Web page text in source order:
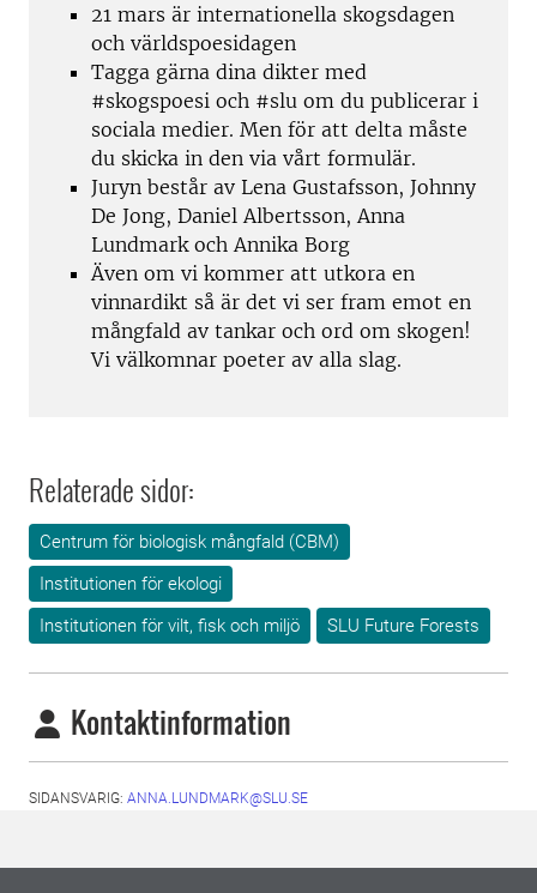
21 mars är internationella skogsdagen
och världspoesidagen
Tagga gärna dina dikter med
#skogspoesi och #slu om du publicerar i
sociala medier. Men för att delta måste
du skicka in den via vårt formulär.
Juryn består av Lena Gustafsson, Johnny
De Jong, Daniel Albertsson, Anna
Lundmark och Annika Borg
Även om vi kommer att utkora en
vinnardikt så är det vi ser fram emot en
mångfald av tankar och ord om skogen!
Vi välkomnar poeter av alla slag.
Relaterade sidor:
Centrum för biologisk mångfald (CBM)
Institutionen för ekologi
Institutionen för vilt, fisk och miljö
SLU Future Forests
Kontaktinformation
SIDANSVARIG: ANNA.LUNDMARK@SLU.SE